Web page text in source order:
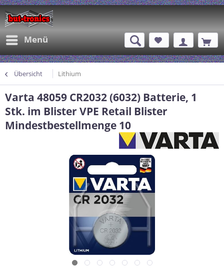
Menü
Übersicht Lithium
Varta 48059 CR2032 (6032) Batterie, 1
Stk. im Blister VPE Retail Blister
Mindestbestellmenge 10